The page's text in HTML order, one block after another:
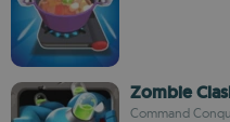
Zombie
Command